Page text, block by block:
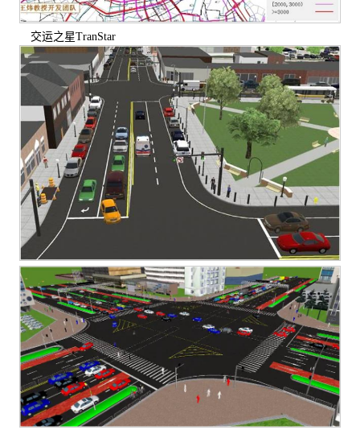
交运之星TranStar